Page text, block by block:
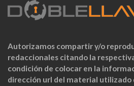
Autorizamos compartir y/o
redaccionales citando la
condición de colocar en la
dirección url del material utilizado